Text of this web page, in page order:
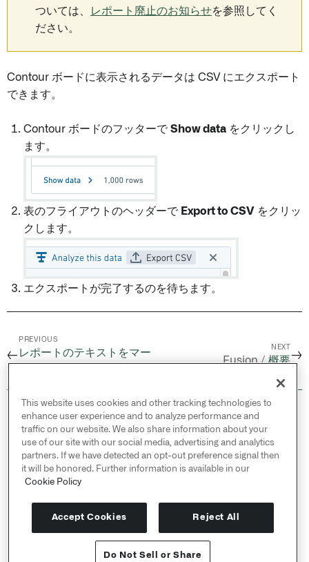
ついては、
レポート廃止のお知らせを参照してく
ださい。
Contour ボードに表示されるデータは CSV にエクスポート
できます。
Contour ボードのフッターで Show data をクリックし
ます。
表のフライアウトのヘッダーで Export to CSV をクリッ
クします。
エクスポートが完了するのを待ちます。
←
PREVIOUS
レポートのテキストをマー
NEXT
Fusion /概要→
© 2026 Palantir Technologies Inc. All rights
reserved.
Cookies Statement ↗
Privacy Statement ↗
Terms of Use ↗
Do Not Sell or Share My Personal Information
This website uses cookies and other tracking technologies to
enhance user experience and to analyze performance and
traffic on our website. We also share information about your
use of our site with our social media, advertising and analytics
partners. If we have detected an opt-out preference signal then
it will be honored. Further information is available in our
Cookie Policy
Accept Cookies Reject All
Do Not Sell or Share